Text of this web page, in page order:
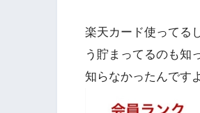
楽天カード使ってる
う貯まってるのも知
知らなかったんです